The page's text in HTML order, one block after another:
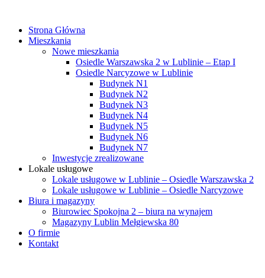
Strona Główna
Mieszkania
Nowe mieszkania
Osiedle Warszawska 2 w Lublinie – Etap I
Osiedle Narcyzowe w Lublinie
Budynek N1
Budynek N2
Budynek N3
Budynek N4
Budynek N5
Budynek N6
Budynek N7
Inwestycje zrealizowane
Lokale usługowe
Lokale usługowe w Lublinie – Osiedle Warszawska 2
Lokale usługowe w Lublinie – Osiedle Narcyzowe
Biura i magazyny
Biurowiec Spokojna 2 – biura na wynajem
Magazyny Lublin Mełgiewska 80
O firmie
Kontakt